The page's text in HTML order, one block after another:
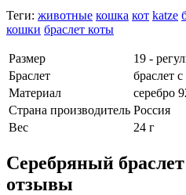
Теги: животные кошка кот katze
кошки браслет коты
Размер
19 -
Браслет
браслет
Материал
серебро
Страна производитель Россия
Вес
24 г
Серебряный
отзывы